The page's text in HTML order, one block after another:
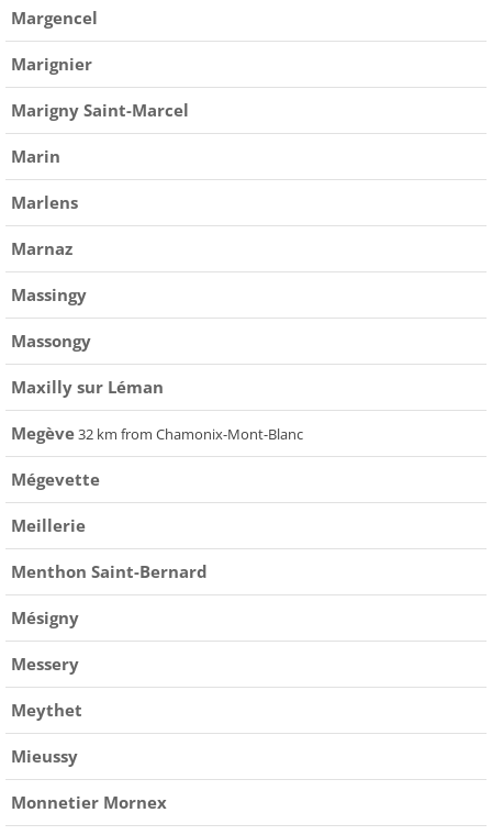
Margencel
Marignier
Marigny Saint-Marcel
Marin
Marlens
Marnaz
Massingy
Massongy
Maxilly sur Léman
Megève32 km from Chamonix-Mont-Blanc
Mégevette
Meillerie
Menthon Saint-Bernard
Mésigny
Messery
Meythet
Mieussy
Monnetier Mornex